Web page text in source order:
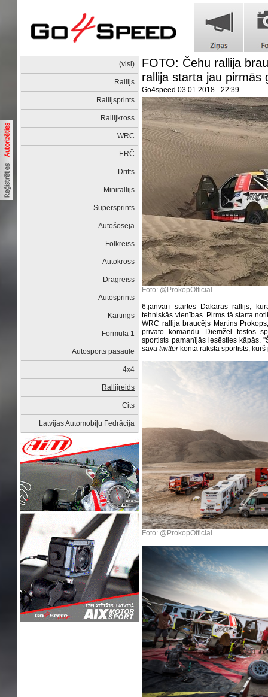
(visi)
Rallijs
Rallijsprints
Rallijkross
WRC
ERČ
Drifts
Minirallijs
Supersprints
Autošoseja
Folkreiss
Autokross
Dragreiss
Autosprints
Kartings
Formula 1
Autosports pasaulē
4x4
Rallijreids
Cits
Latvijas Automobiļu Fedrācija
FOTO: Čehu rallija
rallija starta jau pirmās
Go4speed 03.01.2018 - 22:39
Foto: @ProkopOfficial
6.janvārī startēs Dakaras rallijs,
tehniskās vienības. Pirms tā starta
WRC rallija braucējs Martins
privāto komandu. Diemžēl testos
sportists pamanījās iesēsties kāpās.
savātwitterkontā raksta sportists,
Foto: @ProkopOfficial